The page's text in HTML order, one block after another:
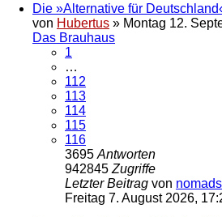
Die »Alternative für
von Hubertus » Montag 12.
Das Brauhaus
1
…
112
113
114
115
116
3695 Antworten
942845 Zugriffe
Letzter Beitrag von nomads
Freitag 7. August 2026,